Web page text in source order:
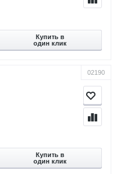
Купить в
один клик
02190
Купить в
один клик